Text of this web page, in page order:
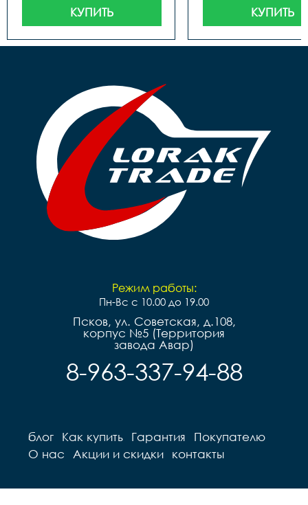
КУПИТЬ КУПИТЬ
Режим работы:
Пн-Вс с 10.00 до 19.00
Псков, ул. Советская, д.108,
корпус №5 (Территория
завода Авар)
8-963-337-94-88
блог Как купить Гарантия
Покупателю
О нас
Акции и скидки контакты